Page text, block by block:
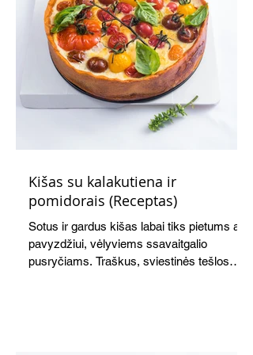
Kišas su kalakutiena ir
pomidorais (Receptas)
Sotus ir gardus kišas labai tiks pietums ar,
pavyzdžiui, vėlyviems ssavaitgalio
pusryčiams. Traškus, sviestinės tešlos